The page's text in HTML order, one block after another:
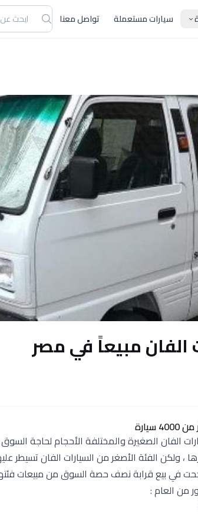
سيارات مستعملة تواصل معنا
الفان مبيعاً في مصر
الفان الصغيرة والمختلفة الأحجام لحاجة
، ولكن الفئة الأصغر من السيارات الفان تسيطر
في بيع قرابة نصف حصة السوق من مبيعات فئتها